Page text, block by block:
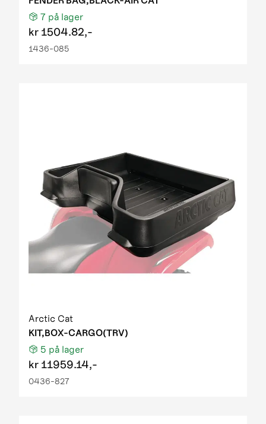
7 på lager
kr 1504.82,-
1436-085
Arctic Cat
KIT,BOX-CARGO(TRV)
5 på lager
kr 11959.14,-
0436-827